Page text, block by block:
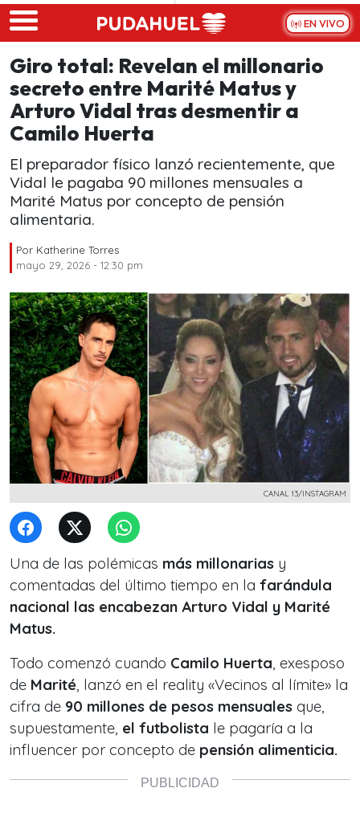
Skip to main content
EN VIVO
Giro total: Revelan el millonario
secreto entre Marité Matus y
Arturo Vidal tras desmentir a
Camilo Huerta
El preparador físico lanzó recientemente, que
Vidal le pagaba 90 millones mensuales a
Marité Matus por concepto de pensión
alimentaria.
Por Katherine Torres
mayo 29, 2026 - 12:30 pm
CANAL 13/INSTAGRAM
Una de las polémicas más millonarias y
comentadas del último tiempo en la farándula
nacional las encabezan Arturo Vidal y Marité
Matus.
Todo comenzó cuando Camilo Huerta, exesposo
de Marité, lanzó en el reality «Vecinos al límite» la
cifra de 90 millones de pesos mensuales que,
supuestamente, el futbolista le pagaría a la
influencer por concepto de pensión alimenticia.